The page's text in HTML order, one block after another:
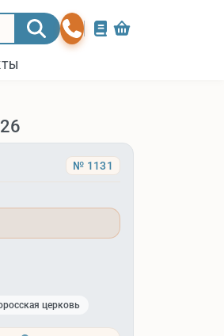
№ 1131
церковь